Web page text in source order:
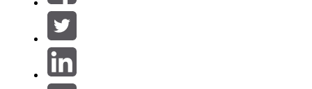
SELECIONAR FILTROS
Área de produtos